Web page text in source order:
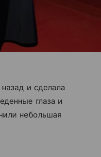
и сделала
глаза и
небольшая